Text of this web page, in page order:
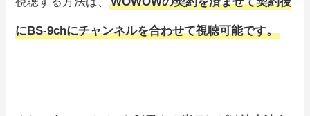
にBS-9chにチャンネルを合わせて視聴可能です。